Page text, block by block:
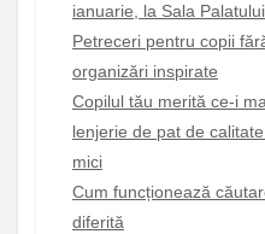
ianuarie, la Sala Palatului
Petreceri pentru copii
organizări inspirate
Copilul tău merită ce-i
lenjerie de pat de
mici
Cum funcționează
diferită